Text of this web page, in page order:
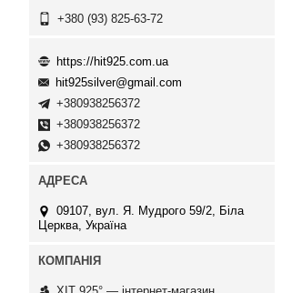
+380 (93) 825-63-72
https://hit925.com.ua
hit925silver@gmail.com
+380938256372
+380938256372
+380938256372
09107, вул. Я. Мудрого 59/2, Біла
Церква, Україна